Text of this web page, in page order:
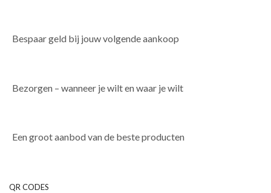
Bespaar geld bij jouw volgende aankoop
Bezorgen – wanneer je wilt en waar je wilt
Een groot aanbod van de beste producten
QR CODES